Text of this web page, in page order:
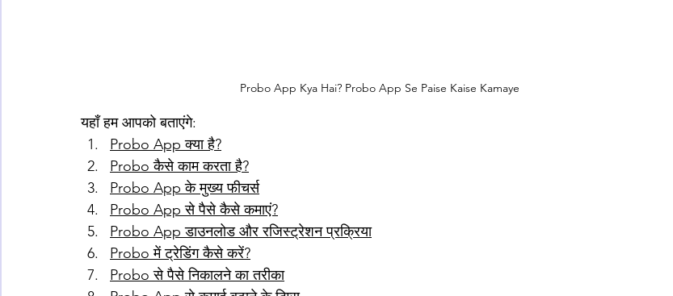
Probo App Kya Hai? Probo App Se Paise Kaise Kamaye
यहाँ हम आपको बताएंगे:
Probo App क्या है?
Probo कैसे काम करता है?
Probo App के मुख्य फीचर्स
Probo App से पैसे कैसे कमाएं?
Probo App डाउनलोड और रजिस्ट्रेशन प्रक्रिया
Probo में ट्रेडिंग कैसे करें?
Probo से पैसे निकालने का तरीका